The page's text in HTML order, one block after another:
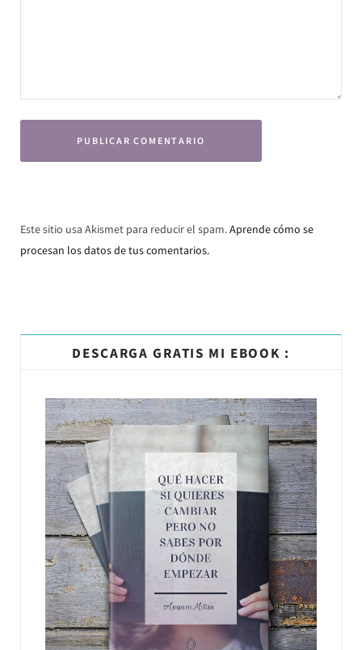
Este sitio usa Akismet para reducir el spam.Aprende cómo se
procesan los datos de tus comentarios.
DESCARGA GRATIS MI EBOOK :